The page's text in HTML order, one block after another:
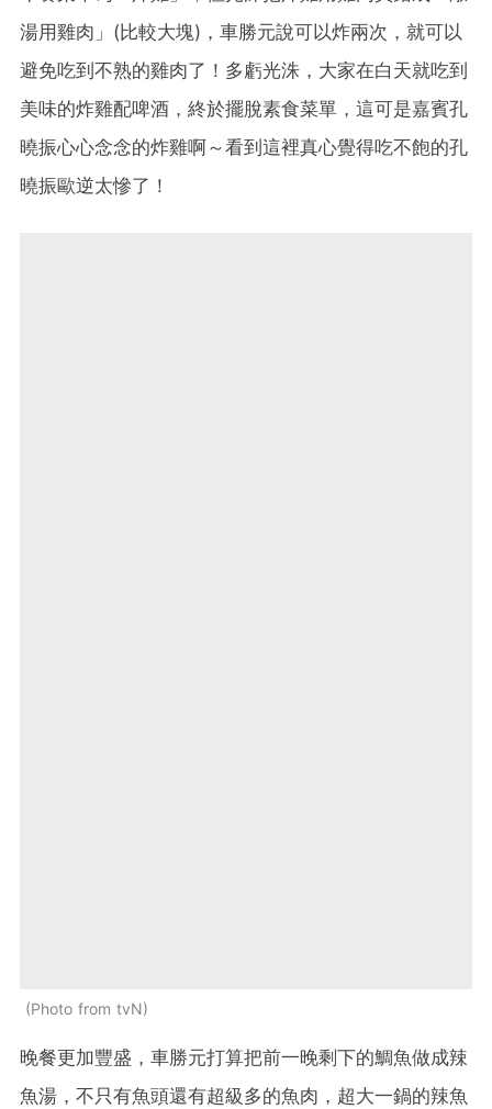
湯用雞肉」(比較大塊)，車勝元說可以炸兩次，就可以
避免吃到不熟的雞肉了！多虧光洙，大家在白天就吃到
美味的炸雞配啤酒，終於擺脫素食菜單，這可是嘉賓孔
曉振心心念念的炸雞啊～看到這裡真心覺得吃不飽的孔
曉振歐逆太慘了！
Photo from tvN
晚餐更加豐盛，車勝元打算把前一晚剩下的鯛魚做成辣
魚湯，不只有魚頭還有超級多的魚肉，超大一鍋的辣魚